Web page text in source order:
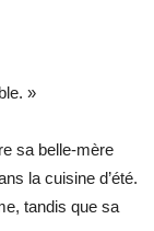
»
sa belle-mère
la cuisine d’été.
tandis que sa